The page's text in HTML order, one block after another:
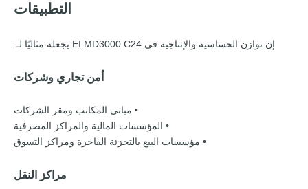
التطبيقات
إن توازن الحساسية والإنتاجية في EI MD3000 C24 يجعله مثاليًا لـ:
أمن تجاري وشركات
• مباني المكاتب ومقر الشركات
• المؤسسات المالية والمراكز المصرفية
• مؤسسات البيع بالتجزئة الفاخرة ومراكز التسوق
مراكز النقل